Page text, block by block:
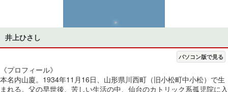
井上ひさし
パソコン版で見る
《プロフィール》
本名内山廈。1934年11月16日、山形県川西町（旧小松町中小松）で生
まれる。父の早世後、苦しい生活の中、仙台のカトリック系孤児院に入